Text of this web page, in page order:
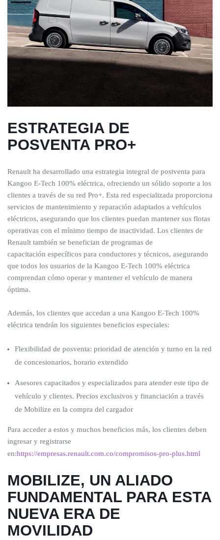
ESTRATEGIA DE
POSVENTA PRO+
Renault ha desarrollado una estrategia integral de postventa para
Kangoo E-Tech 100% eléctrica, ofreciendo un sólido soporte a los
clientes a través de su red Pro+. Esta red especializada proporciona
servicios de mantenimiento y reparación adaptados a vehículos
eléctricos, asegurando que los clientes puedan mantener sus flotas
operativas con el mínimo tiempo de inactividad. Los clientes de
Renault también se benefician de programas de
capacitación específicos para conductores y técnicos, asegurando
que todos los usuarios de la Kangoo E-Tech 100% eléctrica
comprendan cómo operar y mantener el vehículo de manera
óptima.
Además, los clientes que accedan a una Kangoo E-Tech 100%
eléctrica tendrán los siguientes beneficios especiales:
Flexibilidad de posventa: prioridad de atención y turno en la red
de concesionarios, horario extendido
Asesores capacitados y especializados para atender este tipo de
vehículo y clientes. Precios exclusivos y financiación a través
de Mobilize en la compra del cargador
Para acceder a estos y muchos beneficios más, los clientes deben
ingresar y registrarse
en:https://empresas.renault.com.co/compromisos-pro-plus.html
MOBILIZE, UN ALIADO
FUNDAMENTAL PARA ESTA
NUEVA ERA DE
MOVILIDAD